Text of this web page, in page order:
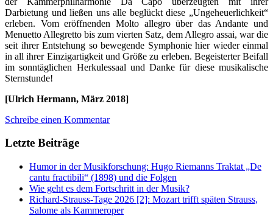
Darbietung und ließen uns alle beglückt diese „Ungeheuerlichkeit“
erleben. Vom eröffnenden Molto allegro über das Andante und
Menuetto Allegretto bis zum vierten Satz, dem Allegro assai, war die
seit ihrer Entstehung so bewegende Symphonie hier wieder einmal
in all ihrer Einzigartigkeit und Größe zu erleben. Begeisterter Beifall
im sonntäglichen Herkulessaal und Danke für diese musikalische
Sternstunde!
[Ulrich Hermann, März 2018]
Schreibe einen Kommentar
Letzte Beiträge
Humor in der Musikforschung: Hugo Riemanns Traktat „De
cantu fractibili“ (1898) und die Folgen
Wie geht es dem Fortschritt in der Musik?
Richard-Strauss-Tage 2026 [2]: Mozart trifft späten Strauss,
Salome als Kammeroper